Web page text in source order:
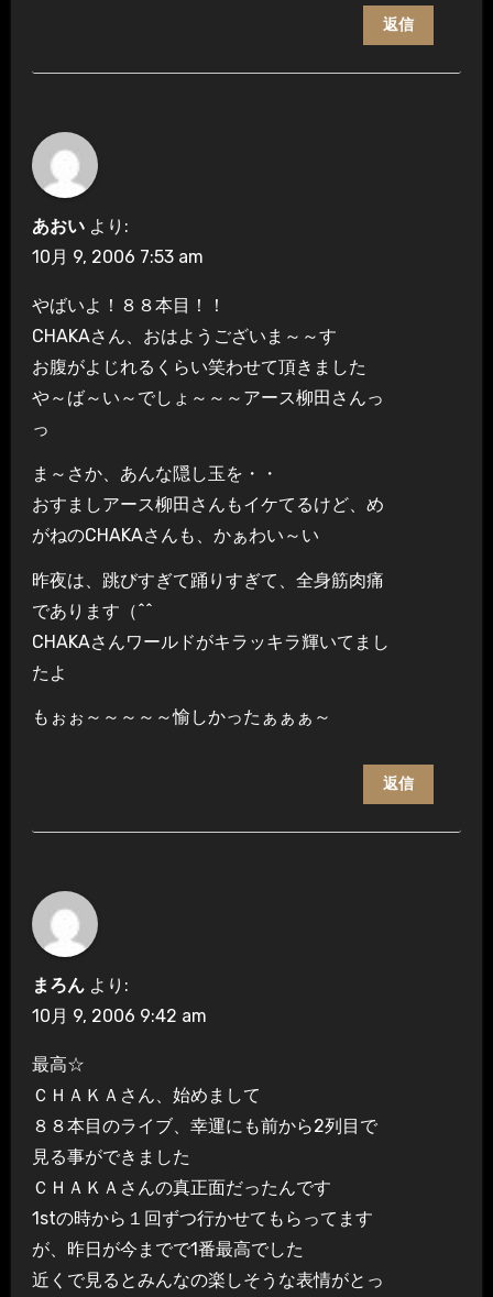
返信
あおい より:
10月 9, 2006 7:53 am
やばいよ！８８本目！！
CHAKAさん、おはようございま～～す
お腹がよじれるくらい笑わせて頂きました
や～ば～い～でしょ～～～アース柳田さんっ
っ
ま～さか、あんな隠し玉を・・
おすましアース柳田さんもイケてるけど、め
がねのCHAKAさんも、かぁわい～い
昨夜は、跳びすぎて踊りすぎて、全身筋肉痛
であります（^^ゞ
CHAKAさんワールドがキラッキラ輝いてまし
たよ
もぉぉ～～～～～愉しかったぁぁぁ～
返信
まろん より:
10月 9, 2006 9:42 am
最高☆
ＣＨＡＫＡさん、始めまして
８８本目のライブ、幸運にも前から2列目で
見る事ができました
ＣＨＡＫＡさんの真正面だったんです
1stの時から１回ずつ行かせてもらってます
が、昨日が今までで1番最高でした
近くで見るとみんなの楽しそうな表情がとっ